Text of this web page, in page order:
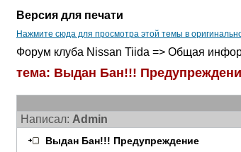
Версия для печати
Нажмите сюда для просмотра этой темы в
Форум клуба Nissan Tiida => Общая
тема: Выдан Бан!!!
Написал: Admin
Выдан Бан!!! Предупреждение